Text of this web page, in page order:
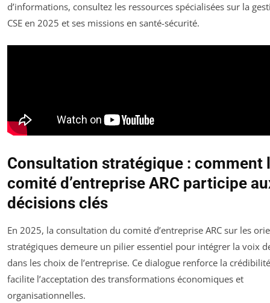
d’informations, consultez les ressources spécialisées sur la
CSE en 2025 et ses missions en santé-sécurité.
Consultation stratégique : comment
comité d’entreprise ARC participe
décisions clés
En 2025, la consultation du comité d’entreprise ARC sur les
stratégiques demeure un pilier essentiel pour intégrer la voix
dans les choix de l’entreprise. Ce dialogue renforce la
facilite l’acceptation des transformations économiques et
organisationnelles.